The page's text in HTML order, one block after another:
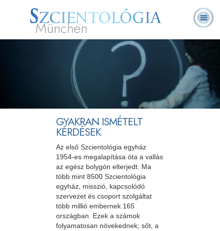
München
Mi a Szcientológia? Önkéntes lelkészek GYIK
GYAKRAN ISMÉTELT
KÉRDÉSEK
Az első Szcientológia egyház
1954-es megalapítása óta a vallás
az egész bolygón elterjedt. Ma
több mint 8500 Szcientológia
egyház, misszió, kapcsolódó
szervezet és csoport szolgáltat
több millió embernek 165
országban. Ezek a számok
folyamatosan növekednek; sőt, a